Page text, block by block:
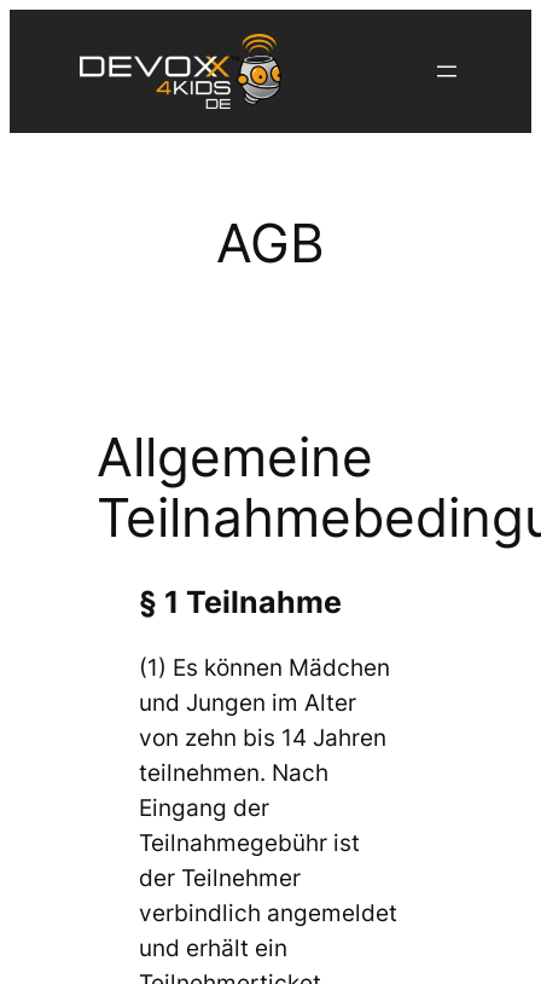
AGB
Allgemeine
§ 1 Teilnahme
(1) Es können Mädchen
und Jungen im Alter
von zehn bis 14 Jahren
teilnehmen. Nach
Eingang der
Teilnahmegebühr ist
der Teilnehmer
verbindlich angemeldet
und erhält ein